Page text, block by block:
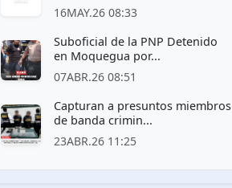
16MAY.26 08:33
Suboficial de la PNP Detenido
en Moquegua por...
07ABR.26 08:51
Capturan a presuntos miembros
de banda crimin...
23ABR.26 11:25